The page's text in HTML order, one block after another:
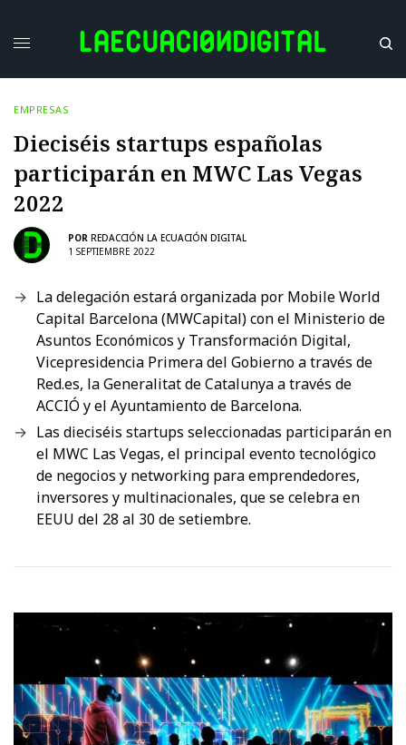
EMPRESAS
Dieciséis startups españolas
participarán en MWC Las Vegas
2022
POR REDACCIÓN LA ECUACIÓN DIGITAL
1 SEPTIEMBRE 2022
La delegación estará organizada por Mobile World
Capital Barcelona (MWCapital) con el Ministerio de
Asuntos Económicos y Transformación Digital,
Vicepresidencia Primera del Gobierno a través de
Red.es, la Generalitat de Catalunya a través de
ACCIÓ y el Ayuntamiento de Barcelona.
Las dieciséis startups seleccionadas participarán en
el MWC Las Vegas, el principal evento tecnológico
de negocios y networking para emprendedores,
inversores y multinacionales, que se celebra en
EEUU del 28 al 30 de setiembre.